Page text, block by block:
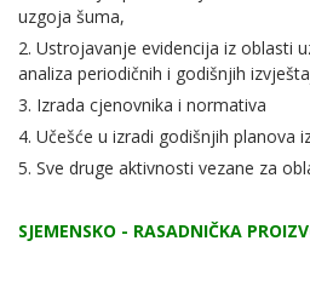
uzgoja šuma,
2. Ustrojavanje evidencija iz oblasti
analiza periodičnih i godišnjih
3. Izrada cjenovnika i normativa
4. Učešće u izradi godišnjih planova
5. Sve druge aktivnosti vezane za
SJEMENSKO - RASADNIČKA